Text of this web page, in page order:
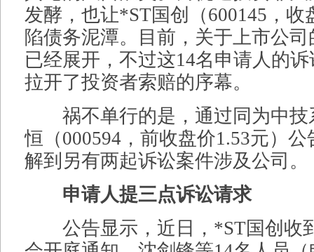
发酵，也让*ST国创（600145，收
陷债务泥潭。目前，关于上市公
已经展开，不过这14名申请人的
拉开了投资者索赔的序幕。
祸不单行的是，通过同为中技
恒（000594，前收盘价1.53元）
解到另有两起诉讼案件涉及公司。
申请人提三点诉讼请求
公告显示，近日，*ST国创收